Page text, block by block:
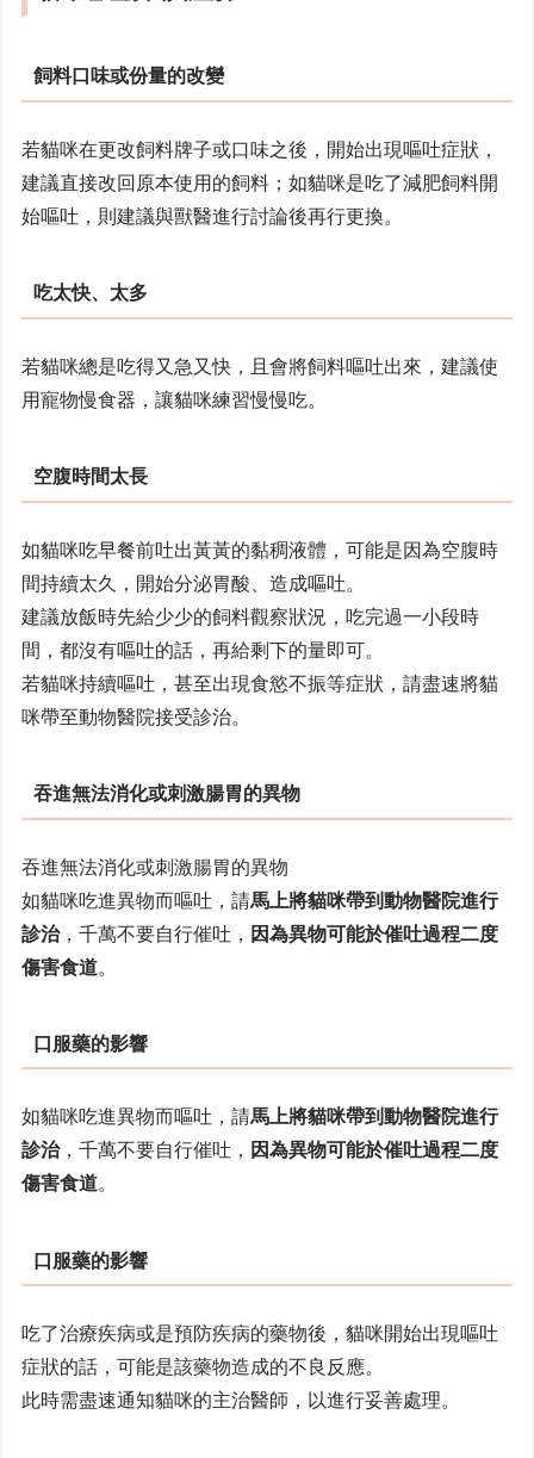
飼料口味或份量的改變
若貓咪在更改飼料牌子或口味之後，開始出現嘔吐症狀，
建議直接改回原本使用的飼料；如貓咪是吃了減肥飼料開
始嘔吐，則建議與獸醫進行討論後再行更換。
吃太快、太多
若貓咪總是吃得又急又快，且會將飼料嘔吐出來，建議使
用寵物慢食器，讓貓咪練習慢慢吃。
空腹時間太長
如貓咪吃早餐前吐出黃黃的黏稠液體，可能是因為空腹時
間持續太久，開始分泌胃酸、造成嘔吐。
建議放飯時先給少少的飼料觀察狀況，吃完過一小段時
間，都沒有嘔吐的話，再給剩下的量即可。
若貓咪持續嘔吐，甚至出現食慾不振等症狀，請盡速將貓
咪帶至動物醫院接受診治。
吞進無法消化或刺激腸胃的異物
吞進無法消化或刺激腸胃的異物
如貓咪吃進異物而嘔吐，請馬上將貓咪帶到動物醫院進行
診治，千萬不要自行催吐， 因為異物可能於催吐過程二度
傷害食道。
口服藥的影響
如貓咪吃進異物而嘔吐，請馬上將貓咪帶到動物醫院進行
診治，千萬不要自行催吐， 因為異物可能於催吐過程二度
傷害食道。
口服藥的影響
吃了治療疾病或是預防疾病的藥物後，貓咪開始出現嘔吐
症狀的話，可能是該藥物造成的不良反應。
此時需盡速通知貓咪的主治醫師，以進行妥善處理。